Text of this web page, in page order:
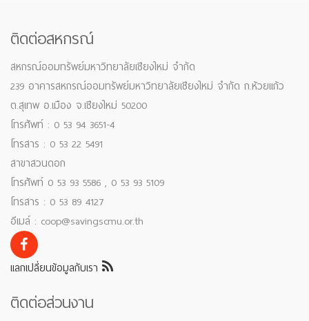
ติดต่อสหกรณ์
สหกรณ์ออมทรัพย์มหาวิทยาลัยเชียงใหม่ จำกัด
239 อาคารสหกรณ์ออมทรัพย์มหาวิทยาลัยเชียงใหม่ จำกัด ถ.ห้วยแก้ว
ต.สุเทพ อ.เมือง จ.เชียงใหม่ 50200
โทรศัพท์ : 0 53 94 3651-4
โทรสาร : 0 53 22 5491
สาขาสวนดอก
โทรศัพท์ 0 53 93 5586 , 0 53 93 5109
โทรสาร : 0 53 89 4127
อีเมล์ : coop@savingscmu.or.th
แลกเปลี่ยนข้อมูลกับเรา
ติดต่อส่วนงาน